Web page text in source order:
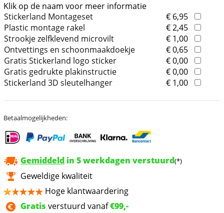
Klik op de naam voor meer informatie
Stickerland Montageset
€ 6,95
Plastic montage rakel
€ 2,45
Strookje zelfklevend microvilt
€ 1,00
Ontvettings en schoonmaakdoekje
€ 0,65
Gratis Stickerland logo sticker
€ 0,00
Gratis gedrukte plakinstructie
€ 0,00
Stickerland 3D sleutelhanger
€ 1,00
Betaalmogelijkheden:
Gemiddeld in 5 werkdagen verstuurd(*)
Geweldige kwaliteit
Hoge klantwaardering
Gratis verstuurd vanaf€99,-